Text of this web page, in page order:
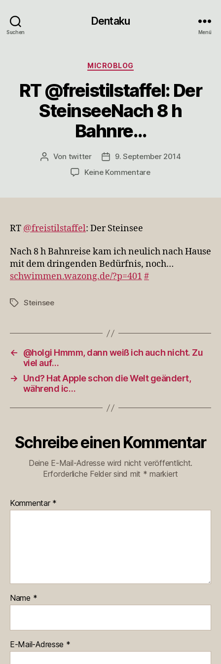
Suchen
Dentaku
Menü
Kategorien
MICROBLOG
RT @freistilstaffel: Der
SteinseeNach 8 h
Bahnre…
Beitragsautor
Von twitter Veröffentlichungsdatum
9. September 2014
Keine Kommentarezu
Bahnre…
RT @freistilstaffel: Der Steinsee
Nach 8 h Bahnreise kam ich neulich nach Hause
mit dem dringenden Bedürfnis, noch…
schwimmen.wazong.de/?p=401 #
Schlagwörter
Steinsee
←
@holgi Hmmm, dann weiß ich auch nicht. Zu
viel auf…
→
Und? Hat Apple schon die Welt geändert,
während ic…
Schreibe einen Kommentar
Deine E-Mail-Adresse wird nicht veröffentlicht.
Erforderliche Felder sind mit * markiert
Kommentar *
Name *
E-Mail-Adresse *